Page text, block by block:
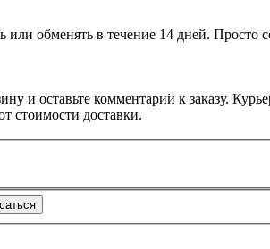
обменять в течение 14 дней. Просто
и оставьте комментарий к заказу.
стоимости доставки.